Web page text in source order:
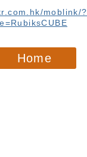
moblink/?
Home